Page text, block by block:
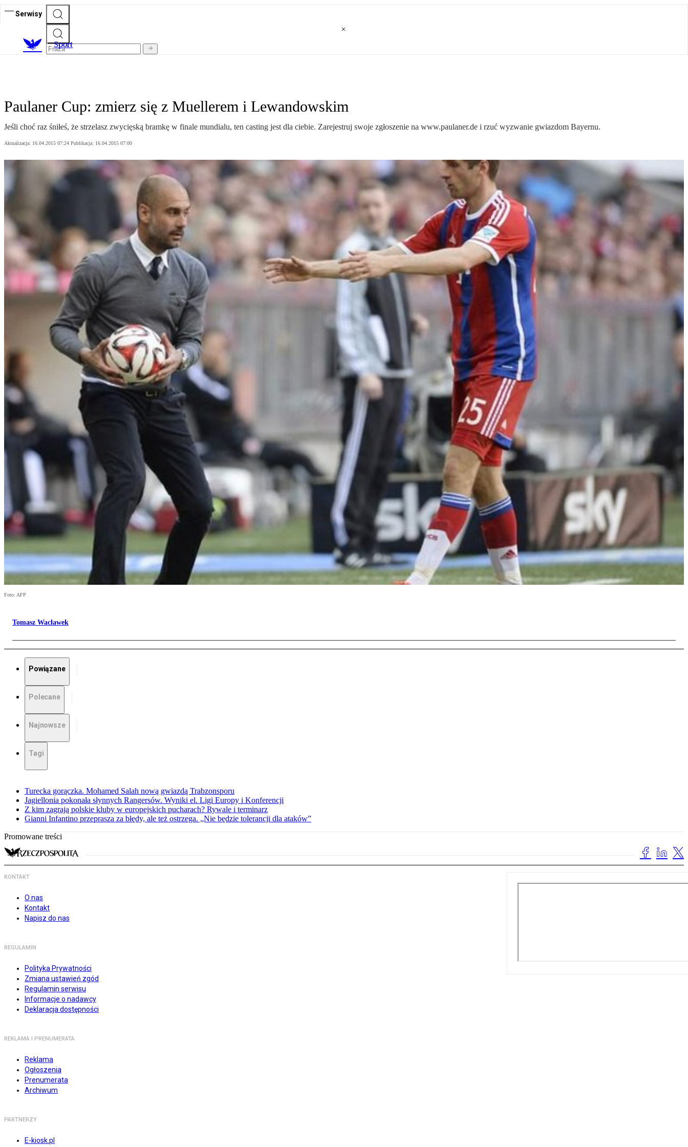
Serwisy
Sport
Paulaner Cup: zmierz się z Muellerem i Lewandowskim
Jeśli choć raz śniłeś, że strzelasz zwycięską bramkę w finale mundialu, ten casting jest dla ciebie. Zarejestruj swoje zgłoszenie na www.paulaner.de i rzuć wyzwanie gwiazdom Bayernu.
Aktualizacja: 16.04.2015 07:24 Publikacja: 16.04.2015 07:00
Foto: AFP
Tomasz Wacławek
Powiązane
Polecane
Najnowsze
Tagi
Turecka gorączka. Mohamed Salah nową gwiazdą Trabzonsporu
Jagiellonia pokonała słynnych Rangersów. Wyniki el. Ligi Europy i Konferencji
Z kim zagrają polskie kluby w europejskich pucharach? Rywale i terminarz
Gianni Infantino przeprasza za błędy, ale też ostrzega. „Nie będzie tolerancji dla ataków”
Promowane treści
KONTAKT
O nas
Kontakt
Napisz do nas
REGULAMIN
Polityka Prywatności
Zmiana ustawień zgód
Regulamin serwisu
Informacje o nadawcy
Deklaracja dostępności
REKLAMA I PRENUMERATA
Reklama
Ogłoszenia
Prenumerata
Archiwum
PARTNERZY
E-kiosk.pl